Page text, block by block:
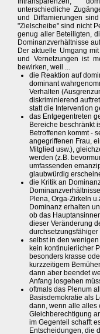
unterschiedliche
und Diffamierungen
"Zielscheibe" sind nicht
genug aller Beteiligten,
Dominanzverhältnisse
Der aktuelle Umgang
und Vernetzungen ist
bewirken, weil ...
die Reaktion auf
dominant
Verhalten
diskriminierend
statt die Intervention
das Entgegentreten
Bereiche beschränkt
Betroffenen kommt -
angegriffenen Frau,
Mitglied usw.),
werden (z.B.
umfassenden
glaubwürdig
die Kritik an
Plena, Orga-Zirkeln
Dominanz erhalten
ob das
dieser Veränderung
durchsetzungsfähiger
selbst in den
kein kontinuierlicher
besonders krasse
kurzzeitigem
dann aber beendet
Anfang losgehen
oftmals das Plenum
Basisdemokratie als
dann, wenn alle alles
Gleichberechtigung
im Gegenteil schafft
Entscheidungen, die